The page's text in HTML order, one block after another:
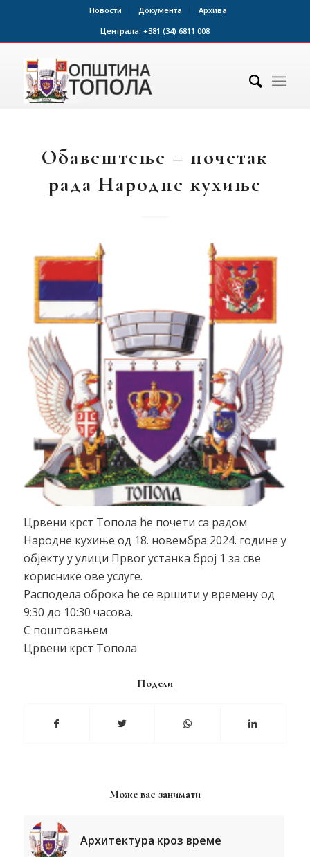
Новости Документа
Архива
Централа: +381 (34) 6811 008
Обавештење – почетак
рада Народне кухиње
Црвени крст Топола ће почети са радом
Народне кухиње од 18. новембра 2024. године у
објекту у улици Првог устанка број 1 за све
кориснике ове услуге.
Расподела оброка ће се вршити у времену од
9:30 до 10:30 часова.
С поштовањем
Црвени крст Топола
Подели
Може вас занимати
Архитектура кроз време